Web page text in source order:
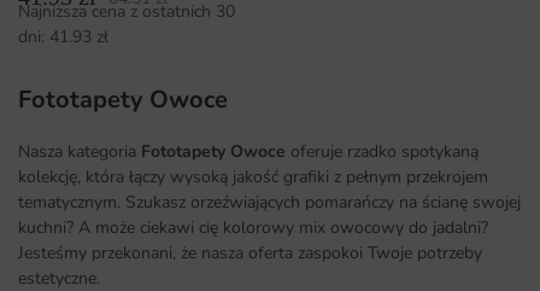
Najniższa cena z ostatnich 30
dni: 41.93 zł
Fototapety Owoce
Nasza kategoria Fototapety Owoce oferuje rzadko spotykaną
kolekcję, która łączy wysoką jakość grafiki z pełnym przekrojem
tematycznym. Szukasz orzeźwiających pomarańczy na ścianę swojej
kuchni? A może ciekawi cię kolorowy mix owocowy do jadalni?
Jesteśmy przekonani, że nasza oferta zaspokoi Twoje potrzeby
estetyczne.